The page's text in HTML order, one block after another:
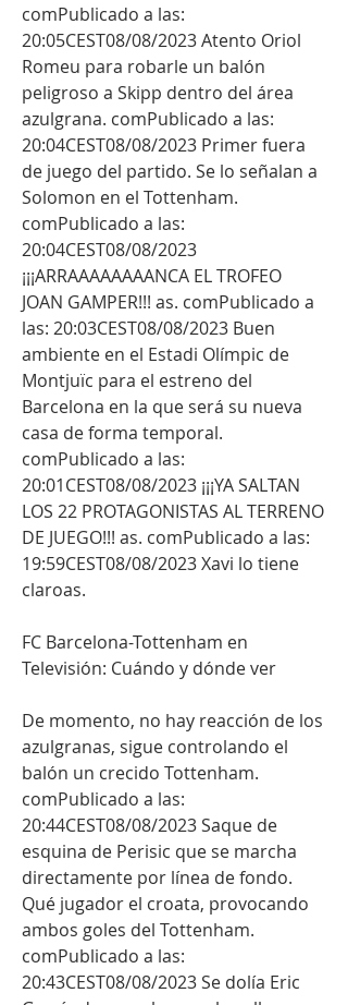
comPublicado a las:
20:05CEST08/08/2023 Atento Oriol
Romeu para robarle un balón
peligroso a Skipp dentro del área
azulgrana. comPublicado a las:
20:04CEST08/08/2023 Primer fuera
de juego del partido. Se lo señalan a
Solomon en el Tottenham.
comPublicado a las:
20:04CEST08/08/2023
¡¡¡ARRAAAAAAAANCA EL TROFEO
JOAN GAMPER!!! as. comPublicado a
las: 20:03CEST08/08/2023 Buen
ambiente en el Estadi Olímpic de
Montjuïc para el estreno del
Barcelona en la que será su nueva
casa de forma temporal.
comPublicado a las:
20:01CEST08/08/2023 ¡¡¡YA SALTAN
LOS 22 PROTAGONISTAS AL TERRENO
DE JUEGO!!! as. comPublicado a las:
19:59CEST08/08/2023 Xavi lo tiene
claroas.
FC Barcelona-Tottenham en
Televisión: Cuándo y dónde ver
De momento, no hay reacción de los
azulgranas, sigue controlando el
balón un crecido Tottenham.
comPublicado a las:
20:44CEST08/08/2023 Saque de
esquina de Perisic que se marcha
directamente por línea de fondo.
Qué jugador el croata, provocando
ambos goles del Tottenham.
comPublicado a las:
20:43CEST08/08/2023 Se dolía Eric